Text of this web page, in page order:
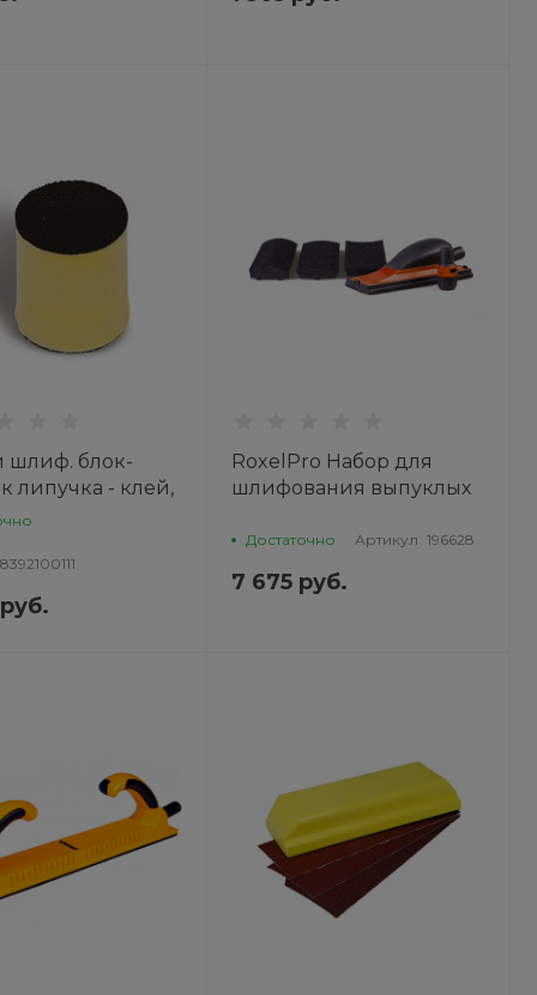
шлиф. блок-
липучка - клей,
мягкий, MIRKA
8392100111
RoxelPro Набор для
шлифования выпуклых
поверхностей: шлифок
Достаточно Артикул 196628
7 675 руб.